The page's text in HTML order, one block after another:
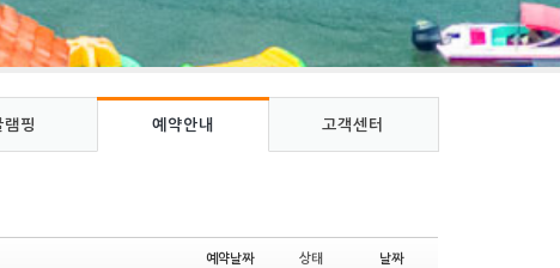
램핑 예약안내 고객센터
예약날짜 상태 날짜